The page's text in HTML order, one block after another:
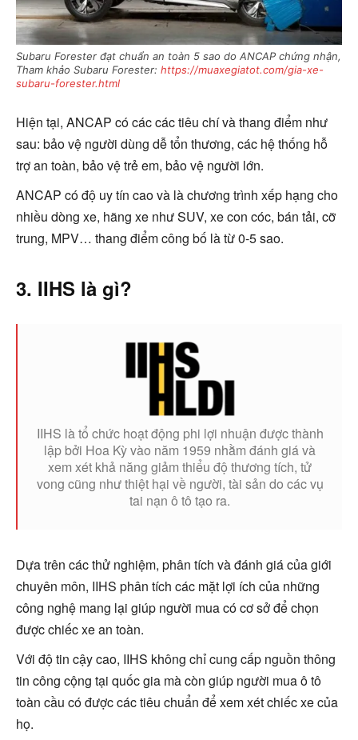
Subaru Forester đạt chuẩn an toàn 5 sao do ANCAP chứng nhận,
Tham khảo Subaru Forester: https://muaxegiatot.com/gia-xe-
subaru-forester.html
Hiện tại, ANCAP có các các tiêu chí và thang điểm như
sau: bảo vệ người dùng dễ tổn thương, các hệ thống hỗ
trợ an toàn, bảo vệ trẻ em, bảo vệ người lớn.
ANCAP có độ uy tín cao và là chương trình xếp hạng cho
nhiều dòng xe, hãng xe như SUV, xe con cóc, bán tải, cỡ
trung, MPV… thang điểm công bố là từ 0-5 sao.
3. IIHS là gì?
IIHS là tổ chức hoạt động phi lợi nhuận được thành
lập bởi Hoa Kỳ vào năm 1959 nhằm đánh giá và
xem xét khả năng giảm thiểu độ thương tích, tử
vong cũng như thiệt hại về người, tài sản do các vụ
tai nạn ô tô tạo ra.
Dựa trên các thử nghiệm, phân tích và đánh giá của giới
chuyên môn, IIHS phân tích các mặt lợi ích của những
công nghệ mang lại giúp người mua có cơ sở để chọn
được chiếc xe an toàn.
Với độ tin cậy cao, IIHS không chỉ cung cấp nguồn thông
tin công cộng tại quốc gia mà còn giúp người mua ô tô
toàn cầu có được các tiêu chuẩn để xem xét chiếc xe của
họ.